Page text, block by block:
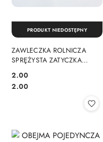
ZAWLECZKA ROLNICZA
SPRĘŻYSTA ZATYCZKA
Cena:
2.00
Cena:
2.00
PRODUKT NIEDOSTĘPNY